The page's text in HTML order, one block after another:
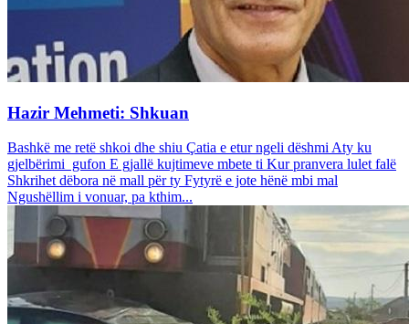
Hazir Mehmeti: Shkuan
Bashkë me retë shkoi dhe shiu Çatia e etur ngeli dëshmi Aty ku
gjelbërimi gufon E gjallë kujtimeve mbete ti Kur pranvera lulet falë
Shkrihet dëbora në mall për ty Fytyrë e jote hënë mbi mal
Ngushëllim i vonuar, pa kthim...